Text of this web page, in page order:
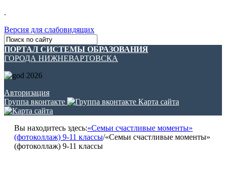
.
Версия для слабовидящих
ПОРТАЛ СИСТЕМЫ ОБРАЗОВАНИЯ
ГОРОДА НИЖНЕВАРТОВСКА
Авторизация
Группа вконтакте
Карта сайта
Вы находитесь здесь:«Семьи счастливые моменты»
(фотоколлаж) 9-11 классы/«Семьи счастливые моменты»
(фотоколлаж) 9-11 классы